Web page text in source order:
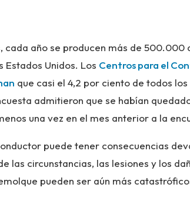
cada año se producen más de 500.000
Unidos. Los Centros para el
que casi el 4,2 por ciento de todos
admitieron que se habían
una vez en el mes anterior a la
puede tener consecuencias
las circunstancias, las lesiones y los
pueden ser aún más